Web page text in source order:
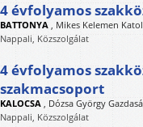
4 évfolyamos
BATTONYA , Mikes Kelemen
Nappali, Közszolgálat
4 évfolyamos
szakmacsoport
KALOCSA , Dózsa György
Nappali, Közszolgálat